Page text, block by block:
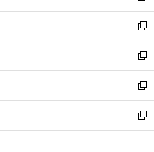
開
く
ウ
で
開
く
ン
ド
ウ
で
開
く
ウ
ィ
ン
ド
ウ
で
開
く
し
い
ウ
ィ
ン
ド
ウ
で
開
新
し
い
ウ
ィ
ン
ド
ウ
新
し
い
ウ
ィ
ン
新
し
い
ウ
新
し